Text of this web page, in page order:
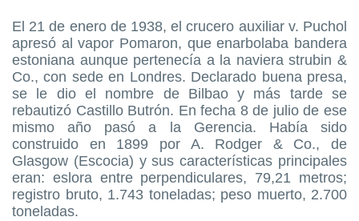
El 21 de enero de 1938, el crucero auxiliar v. Puchol
apresó al vapor Pomaron, que enarbolaba bandera
estoniana aunque pertenecía a la naviera strubin &
Co., con sede en Londres. Declarado buena presa,
se le dio el nombre de Bilbao y más tarde se
rebautizó Castillo Butrón. En fecha 8 de julio de ese
mismo año pasó a la Gerencia. Había sido
construido en 1899 por A. Rodger & Co., de
Glasgow (Escocia) y sus características principales
eran: eslora entre perpendiculares, 79,21 metros;
registro bruto, 1.743 toneladas; peso muerto, 2.700
toneladas.